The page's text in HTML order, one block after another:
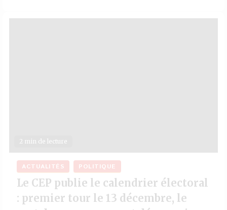
2 min de lecture
ACTUALITÉS POLITIQUE
Le CEP publie le calendrier électoral
: premier tour le 13 décembre, le